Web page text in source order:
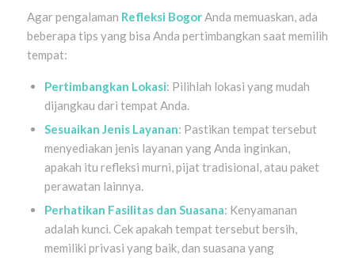
Agar pengalaman Refleksi BogorAnda memuaskan, ada
beberapa tips yang bisa Anda pertimbangkan saat memilih
tempat:
Pertimbangkan Lokasi: Pilihlah lokasi yang mudah
dijangkau dari tempat Anda.
Sesuaikan Jenis Layanan: Pastikan tempat tersebut
menyediakan jenis layanan yang Anda inginkan,
apakah itu refleksi murni, pijat tradisional, atau paket
perawatan lainnya.
Perhatikan Fasilitas dan Suasana: Kenyamanan
adalah kunci. Cek apakah tempat tersebut bersih,
memiliki privasi yang baik, dan suasana yang